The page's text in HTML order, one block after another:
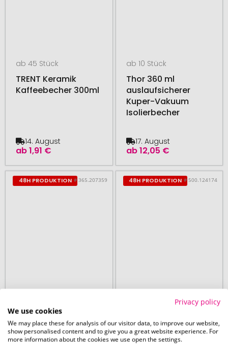
ab 45 Stück
TRENT Keramik
Kaffeebecher 300ml
ab1,91 €
14. August
ab 10 Stück
Thor 360 ml
auslaufsicherer
Kuper-Vakuum
Isolierbecher
ab12,05 €
17. August
48H PRODUKTION # 365.207359
Vakuum
Edelstahltasse
48H PRODUKTION # 500.124174
Isolierbecher
Privacy policy
We use cookies
We may place these for analysis of our visitor data, to improve our website,
show personalised content and to give you a great website experience. For
more information about the cookies we use open the settings.